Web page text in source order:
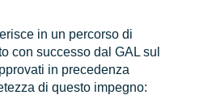
in un percorso di
con successo dal GAL sul
in precedenza
di questo impegno: